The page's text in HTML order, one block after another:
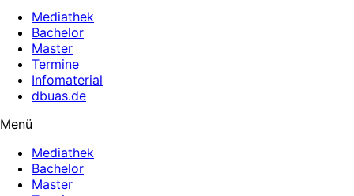
Mediathek
Bachelor
Master
Termine
Infomaterial
dbuas.de
Menü
Mediathek
Bachelor
Master